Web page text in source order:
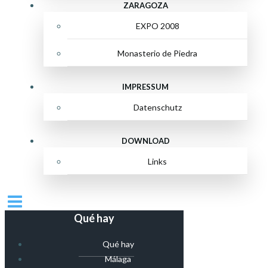
ZARAGOZA
EXPO 2008
Monasterio de Piedra
IMPRESSUM
Datenschutz
DOWNLOAD
Links
Qué hay
Qué hay
Málaga